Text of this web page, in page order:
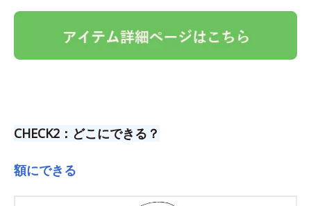
CHECK2：どこにできる？
額にできる